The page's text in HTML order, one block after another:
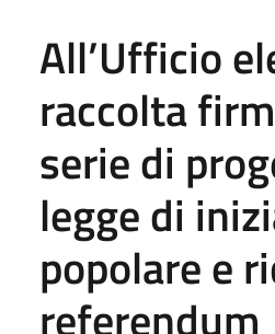
All’Ufficio
raccolta
serie di
legge di
popolare e
referendum